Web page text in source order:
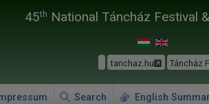
45th National Táncház Festival
tanchaz.hu Táncház
Search English